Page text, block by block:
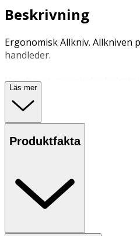
Beskrivning
Ergonomisk Allkniv. Allkniven
handleder.
Handtaget ger mindre
axlar. Handtaget är tillverkat i
material som ger ett säkrare
Bladlängd: 15,5 cm
Vikt: 0.1100 kg
Rengöring: Kan diskas i
Läs mer
Produktfakta